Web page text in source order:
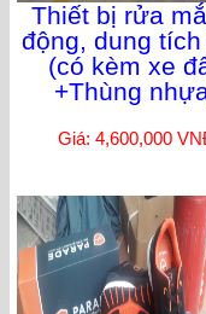
Thiết bị rửa
động, dung tích
(có kèm xe
+Thùng
Giá: 4,600,000